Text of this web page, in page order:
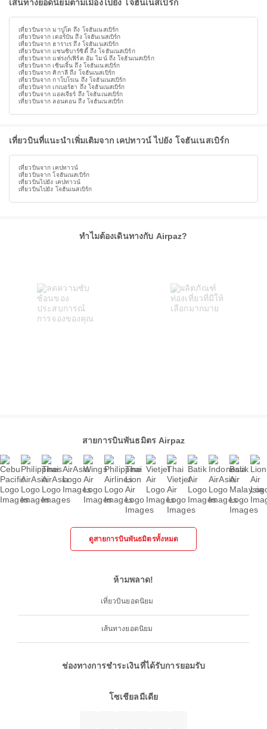
เส้นทางยอดนิยมตามเมืองไปยัง โจฮันเนสเบิร์ก
เที่ยวบินจาก มาปูโต ถึง โจฮันเนสเบิร์ก
เที่ยวบินจาก เดอร์บัน ถึง โจฮันเนสเบิร์ก
เที่ยวบินจาก ฮาราเร ถึง โจฮันเนสเบิร์ก
เที่ยวบินจาก แซนซิบาร์ซิตี้ ถึง โจฮันเนสเบิร์ก
เที่ยวบินจาก แฟรงก์เฟิร์ต อัม ไมน์ ถึง โจฮันเนสเบิร์ก
เที่ยวบินจาก เซินเจิ้น ถึง โจฮันเนสเบิร์ก
เที่ยวบินจาก คิกาลี ถึง โจฮันเนสเบิร์ก
เที่ยวบินจาก กาโบโรเน ถึง โจฮันเนสเบิร์ก
เที่ยวบินจาก เกเบอร์ฮา ถึง โจฮันเนสเบิร์ก
เที่ยวบินจาก แอลเจียร์ ถึง โจฮันเนสเบิร์ก
เที่ยวบินจาก ลอนดอน ถึง โจฮันเนสเบิร์ก
เที่ยวบินที่แนะนำเพิ่มเติมจาก เคปทาวน์ ไปยัง โจฮันเนสเบิร์ก
เที่ยวบินจาก เคปทาวน์
เที่ยวบินจาก โจฮันเนสเบิร์ก
เที่ยวบินไปยัง เคปทาวน์
เที่ยวบินไปยัง โจฮันเนสเบิร์ก
ทำไมต้องเดินทางกับ Airpaz?
สายการบินพันธมิตร Airpaz
ดูสายการบินพันธมิตรทั้งหมด
ห้ามพลาด!
เที่ยวบินยอดนิยม
เส้นทางยอดนิยม
ช่องทางการชำระเงินที่ได้รับการยอมรับ
โซเชียลมีเดีย